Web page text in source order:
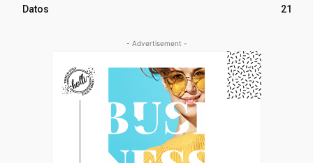
Datos
21
- Advertisement -